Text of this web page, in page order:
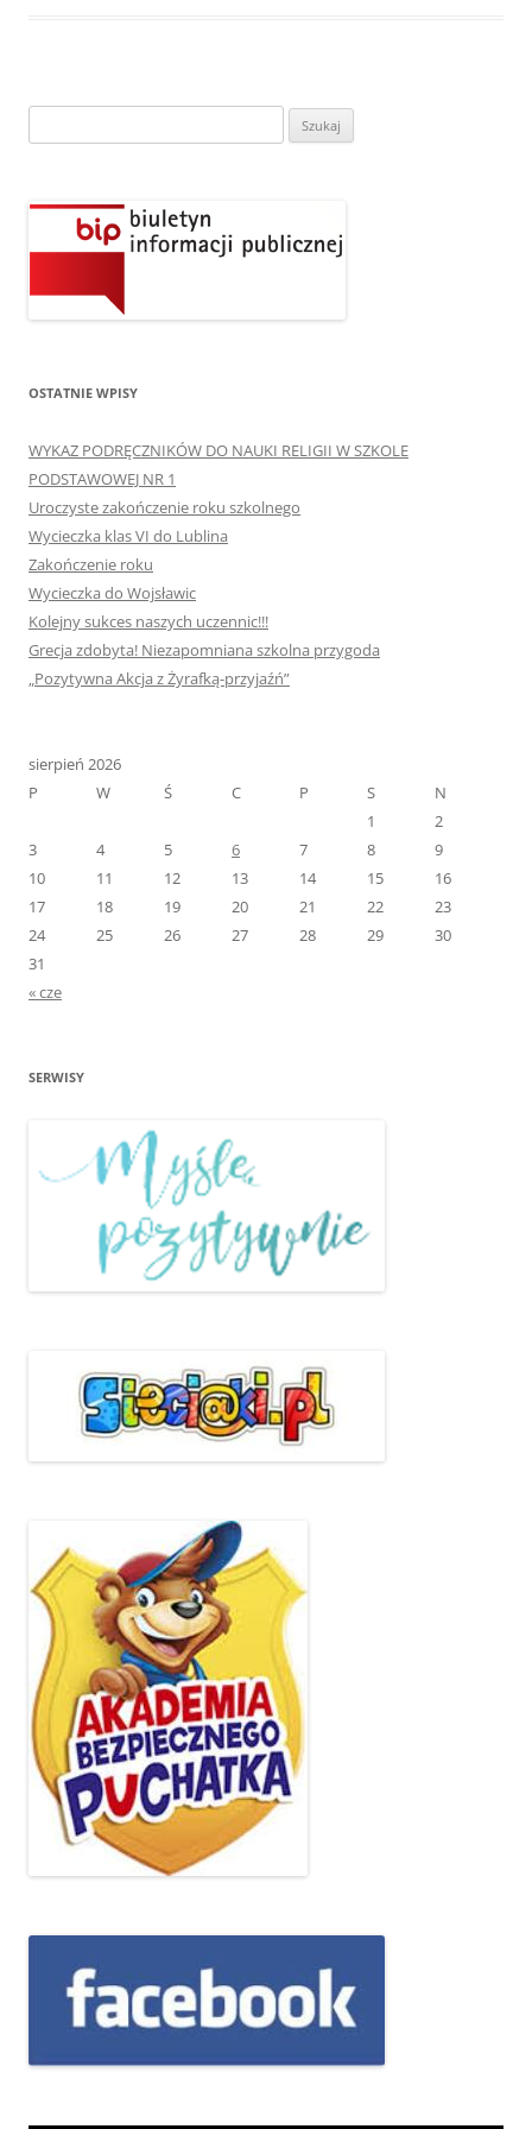
OSTATNIE WPISY
WYKAZ PODRĘCZNIKÓW DO NAUKI RELIGII W SZKOLE
PODSTAWOWEJ NR 1
Uroczyste zakończenie roku szkolnego
Wycieczka klas VI do Lublina
Zakończenie roku
Wycieczka do Wojsławic
Kolejny sukces naszych uczennic!!!
Grecja zdobyta! Niezapomniana szkolna przygoda
„Pozytywna Akcja z Żyrafką-przyjaźń”
sierpień 2026
P
W Ś C P S
N
1
2
3
4 5 6 7 8
9
10
11 12 13 14 15
16
17
18 19 20 21 22
23
24
25 26 27 28 29
30
31
« cze
SERWISY